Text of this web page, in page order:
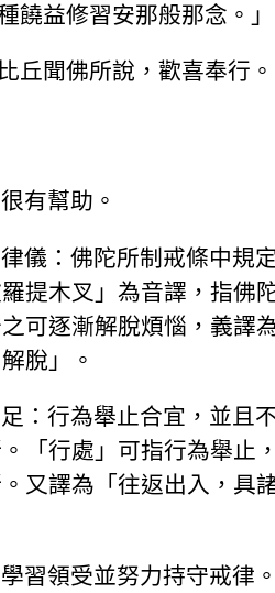
饒益修習安那般那念。」
丘聞佛所說，歡喜奉行。
有幫助。
儀：佛陀所制戒條中規
提木叉」為音譯，指佛
可逐漸解脫煩惱，義譯
脫」。
：行為舉止合宜，並且
「行處」可指行為舉止
又譯為「往返出入，具
習領受並努力持守戒律